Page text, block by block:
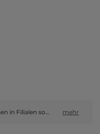
Online-Preise können von den Preisen in Filialen sowie Shop-in-Shop-Flächen abweichen. mehr